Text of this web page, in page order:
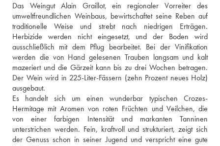
Das Weingut Alain Graillot, ein regionaler Vorreiter des
umweltfreundlichen Weinbaus, bewirtschaftet seine Reben auf
traditionelle Weise und strebt nach niedrigen Erträgen.
Herbizide werden nicht eingesetzt, und der Boden wird
ausschließlich mit dem Pflug bearbeitet. Bei der Vinifikation
werden die von Hand gelesenen Trauben langsam und kalt
mazeriert und die Gärzeit kann bis zu drei Wochen betragen.
Der Wein wird in 225-Liter-Fässern (zehn Prozent neues Holz)
ausgebaut.
Es handelt sich um einen wunderbar typischen Crozes-
Hermitage mit Aromen von roten Früchten und Veilchen, die
von einer farbigen Intensität und markanten Tanninen
unterstrichen werden. Fein, kraftvoll und strukturiert, zeigt sich
der Genuss schon in seiner Jugend und verspricht eine gute